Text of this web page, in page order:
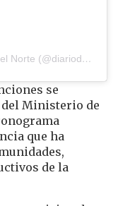
Una publicación compartida de Diario del Norte (@diariodelnorte)
se
Ministerio de
que ha
de la